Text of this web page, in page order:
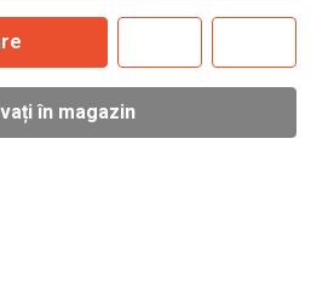
în magazin